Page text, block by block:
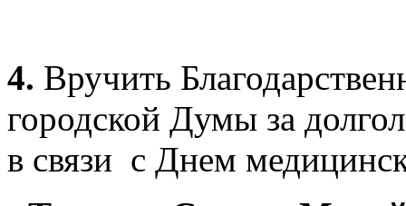
4. Вручить
городской Думы за
в связи с Днем